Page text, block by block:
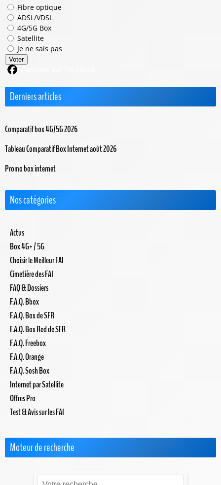
Fibre optique
ADSL/VDSL
4G/5G Box
Satellite
Je ne sais pas
Voter
Derniers articles
Comparatif box 4G/5G 2026
Tableau Comparatif Box Internet août 2026
Promo box internet
Nos catégories
Actus
Box 4G+ / 5G
Choisir le Meilleur FAI
Cimetière des FAI
FAQ & Dossiers
F.A.Q. Bbox
F.A.Q. Box de SFR
F.A.Q. Box Red de SFR
F.A.Q. Freebox
F.A.Q. Orange
F.A.Q. Sosh Box
Internet par Satellite
Offres Pro
Test & Avis sur les FAI
Moteur de recherche